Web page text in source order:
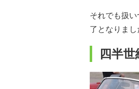
それでも扱
了となりまし
四半